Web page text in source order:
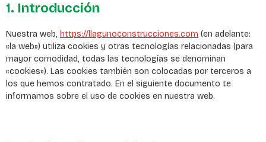
1. Introducción
Nuestra web, https://llagunoconstrucciones.com (en adelante:
«la web») utiliza cookies y otras tecnologías relacionadas (para
mayor comodidad, todas las tecnologías se denominan
«cookies»). Las cookies también son colocadas por terceros a
los que hemos contratado. En el siguiente documento te
informamos sobre el uso de cookies en nuestra web.